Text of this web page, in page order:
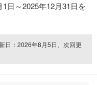
日～2025年12月31日を
日：2026年8月5日、次回更